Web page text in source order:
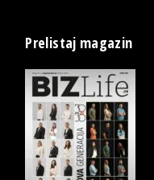
Prelistaj magazin